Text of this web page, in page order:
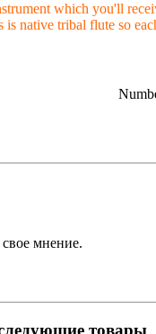
which you'll
native tribal flute so
мнение.
товары